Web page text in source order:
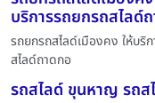
บริการรถยกรถสไลด์
รถยกรถสไลด์เมืองคง ให้บ
สไลด์ถาดกอ
รถสไลด์ ขุนหาญ รถส